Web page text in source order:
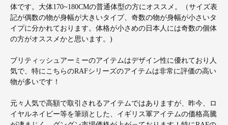
体です。大体170~180CMの普通体型の方にオススメ。（サイズ表
記が偶数の物が身幅が大きいタイプ、奇数の物が身幅が小さいタ
イプに分かれております。体格が小さめの日本人には奇数の個体
の方がオススメかと思います。)
ブリティッシュアーミーのアイテムはデザイン性に優れており人
気で、特にこちらのRAFシリーズのアイテムは非常に評価の高い
物が多いです！
元々人気で高額で取引されるアイテムではありますが、昨今、ロ
イヤルネイビー等を筆頭とした、イギリス軍アイテムの価格高騰